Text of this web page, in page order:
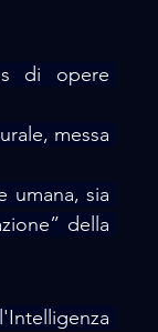
di opere
messa
umana, sia
della